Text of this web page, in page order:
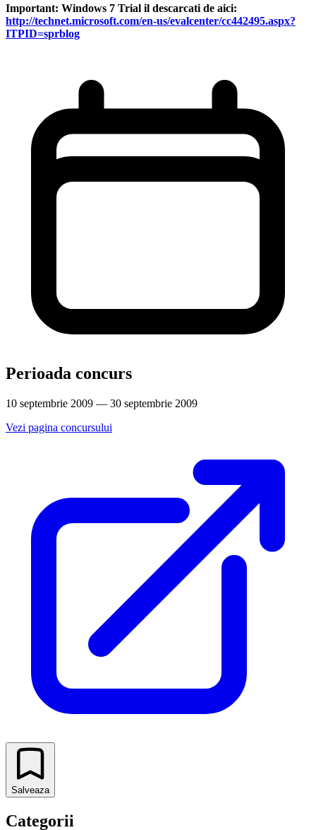
Important: Windows 7 Trial il descarcati de aici:
http://technet.microsoft.com/en-us/evalcenter/cc442495.aspx?
ITPID=sprblog
Perioada concurs
10 septembrie 2009 — 30 septembrie 2009
Vezi pagina concursului
Salveaza
Categorii